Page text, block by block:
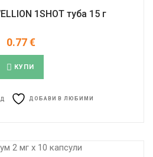
1SHOT туба 15 г
0.77€
КУПИ
ДОБАВИ В ЛЮБИМИ